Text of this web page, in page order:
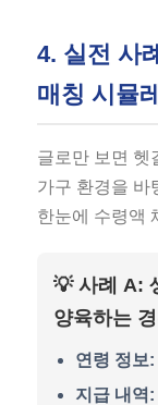
4. 실전 사
매칭 시뮬
글로만 보면 헷
가구 환경을 바
한눈에 수령액
💡 사례 A:
양육하는
연령 정보:
지급 내역: